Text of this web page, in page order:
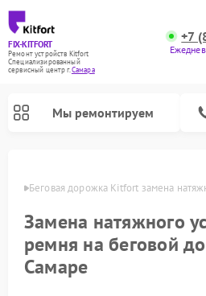
FIX-KITFORT
Ремонт устройств Kitfort
Специализированный
cервисный центр г.Самара
+7
Мы ремонтируем
Беговая дорожка Kitfort замена
Замена натяжного
ремня на беговой
Самаре